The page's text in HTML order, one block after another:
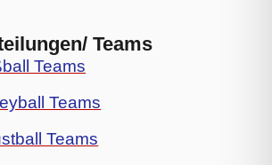
Teams
Teams
Teams
Teams